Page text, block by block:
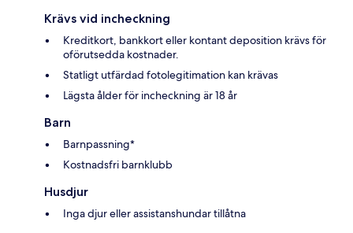
Krävs vid incheckning
Kreditkort, bankkort eller kontant deposition krävs för
oförutsedda kostnader.
Statligt utfärdad fotolegitimation kan krävas
Lägsta ålder för incheckning är 18 år
Barn
Barnpassning*
Kostnadsfri barnklubb
Husdjur
Inga djur eller assistanshundar tillåtna